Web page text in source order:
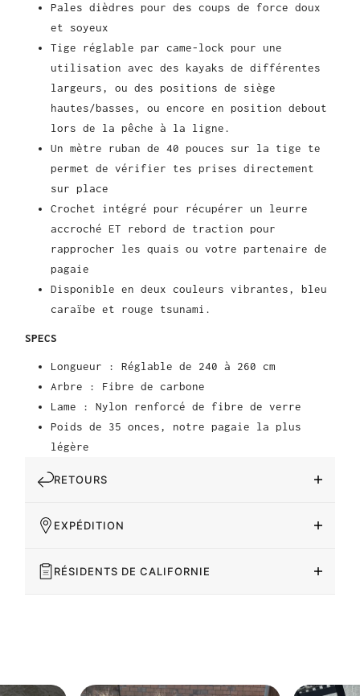
Pales dièdres pour des coups de force doux
et soyeux
Tige réglable par came-lock pour une
utilisation avec des kayaks de différentes
largeurs, ou des positions de siège
hautes/basses, ou encore en position debout
lors de la pêche à la ligne.
Un mètre ruban de 40 pouces sur la tige te
permet de vérifier tes prises directement
sur place
Crochet intégré pour récupérer un leurre
accroché ET rebord de traction pour
rapprocher les quais ou votre partenaire de
pagaie
Disponible en deux couleurs vibrantes, bleu
caraïbe et rouge tsunami.
SPECS
Longueur : Réglable de 240 à 260 cm
Arbre : Fibre de carbone
Lame : Nylon renforcé de fibre de verre
Poids de 35 onces, notre pagaie la plus
légère
RETOURS
EXPÉDITION
RÉSIDENTS DE CALIFORNIE